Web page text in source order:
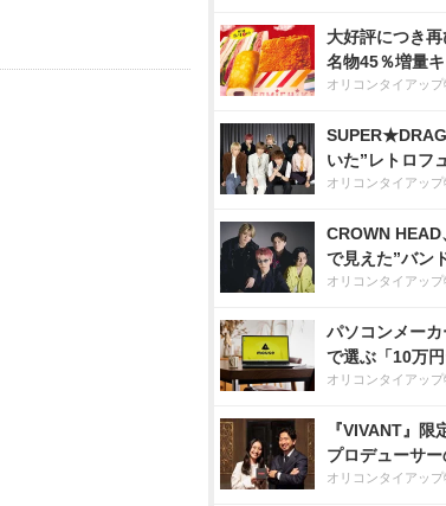
大好評につき
名物45％増量
オリコンタイアップ
いた”レトロフ
オリコンタイアップ
CROWN
で見えた”バン
オリコンタイアップ
パソコンメー
で選ぶ「10万円
オリコンタイアップ
『VIVANT』限
プロデューサ
オリコンタイアップ